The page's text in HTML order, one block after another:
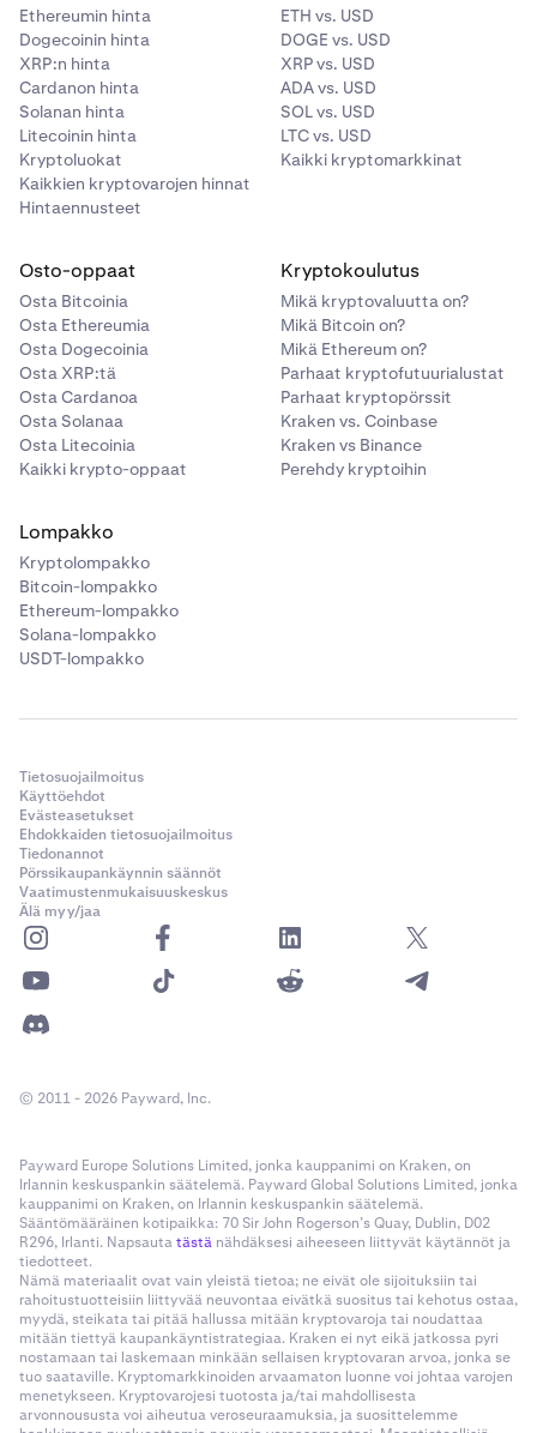
Ethereumin hinta
Dogecoinin hinta
XRP:n hinta
Cardanon hinta
Solanan hinta
Litecoinin hinta
Kryptoluokat
Kaikkien kryptovarojen hinnat
Hintaennusteet
ETH vs. USD
DOGE vs. USD
XRP vs. USD
ADA vs. USD
SOL vs. USD
LTC vs. USD
Kaikki kryptomarkkinat
Osto-oppaat
Osta Bitcoinia
Osta Ethereumia
Osta Dogecoinia
Osta XRP:tä
Osta Cardanoa
Osta Solanaa
Osta Litecoinia
Kaikki krypto-oppaat
Kryptokoulutus
Mikä kryptovaluutta on?
Mikä Bitcoin on?
Mikä Ethereum on?
Parhaat kryptofutuurialustat
Parhaat kryptopörssit
Kraken vs. Coinbase
Kraken vs Binance
Perehdy kryptoihin
Lompakko
Kryptolompakko
Bitcoin-lompakko
Ethereum-lompakko
Solana-lompakko
USDT-lompakko
Tietosuojailmoitus
Käyttöehdot
Evästeasetukset
Ehdokkaiden tietosuojailmoitus
Tiedonannot
Pörssikaupankäynnin säännöt
Vaatimustenmukaisuuskeskus
Älä myy/jaa
© 2011 - 2026 Payward, Inc.
Payward Europe Solutions Limited, jonka kauppanimi on Kraken, on
Irlannin keskuspankin säätelemä. Payward Global Solutions Limited, jonka
kauppanimi on Kraken, on Irlannin keskuspankin säätelemä.
Sääntömääräinen kotipaikka: 70 Sir John Rogerson’s Quay, Dublin, D02
R296, Irlanti. Napsautatästä nähdäksesi aiheeseen liittyvät käytännöt ja
tiedotteet.
Nämä materiaalit ovat vain yleistä tietoa; ne eivät ole sijoituksiin tai
rahoitustuotteisiin liittyvää neuvontaa eivätkä suositus tai kehotus ostaa,
myydä, steikata tai pitää hallussa mitään kryptovaroja tai noudattaa
mitään tiettyä kaupankäyntistrategiaa. Kraken ei nyt eikä jatkossa pyri
nostamaan tai laskemaan minkään sellaisen kryptovaran arvoa, jonka se
tuo saataville. Kryptomarkkinoiden arvaamaton luonne voi johtaa varojen
menetykseen. Kryptovarojesi tuotosta ja/tai mahdollisesta
arvonnoususta voi aiheutua veroseuraamuksia, ja suosittelemme